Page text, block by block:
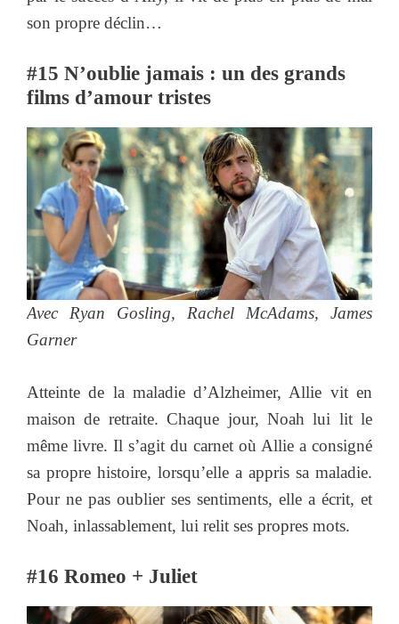
son propre déclin…
#15 N’oublie jamais : un des grands
films d’amour tristes
Avec Ryan Gosling, Rachel McAdams, James
Garner
Atteinte de la maladie d’Alzheimer, Allie vit en
maison de retraite. Chaque jour, Noah lui lit le
même livre. Il s’agit du carnet où Allie a consigné
sa propre histoire, lorsqu’elle a appris sa maladie.
Pour ne pas oublier ses sentiments, elle a écrit, et
Noah, inlassablement, lui relit ses propres mots.
#16 Romeo + Juliet